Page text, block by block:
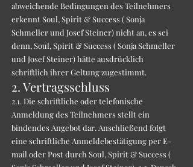
abweichende Bedingungen des Teilnehmers
erkennt Soul, Spirit & Success ( Sonja
Schmeller und Josef Steiner) nicht an, es sei
denn, Soul, Spirit & Success ( Sonja Schmeller
und Josef Steiner) hätte ausdrücklich
schriftlich ihrer Geltung zugestimmt.
2. Vertragsschluss
2.1. Die schriftliche oder telefonische
Anmeldung des Teilnehmers stellt ein
bindendes Angebot dar. Anschließend folgt
eine schriftliche Anmeldebestätigung per E-
mail oder Post durch Soul, Spirit & Success (